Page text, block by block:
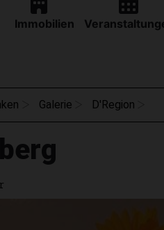
Immobilien
Galerie D'Region